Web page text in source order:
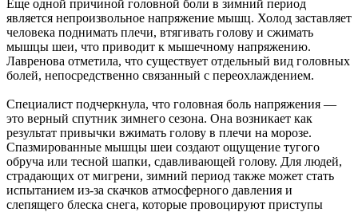
Еще одной причиной головной боли в зимний период
является непроизвольное напряжение мышц. Холод заставляет
человека поднимать плечи, втягивать голову и сжимать
мышцы шеи, что приводит к мышечному напряжению.
Лавренова отметила, что существует отдельный вид головных
болей, непосредственно связанный с переохлаждением.
Специалист подчеркнула, что головная боль напряжения —
это верный спутник зимнего сезона. Она возникает как
результат привычки вжимать голову в плечи на морозе.
Спазмированные мышцы шеи создают ощущение тугого
обруча или тесной шапки, сдавливающей голову. Для людей,
страдающих от мигрени, зимний период также может стать
испытанием из-за скачков атмосферного давления и
слепящего блеска снега, которые провоцируют приступы